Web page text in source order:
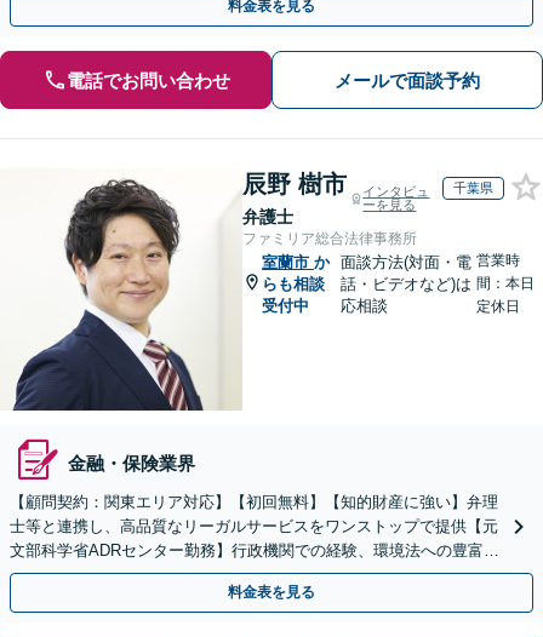
料金表を見る
電話でお問い合わせ メールで面談予約
辰野 樹市
弁護士
インタビュ
ーを見る
千葉県
ファミリア総合法律事務所
室蘭市 か
らも相談
受付中
面談方法(対面・電
話・ビデオなど)は
応相談
営業時
間：本日
定休日
金融・保険業界
【顧問契約：関東エリア対応】【初回無料】【知的財産に強い】弁理
士等と連携し、高品質なリーガルサービスをワンストップで提供【元
文部科学省ADRセンター勤務】行政機関での経験、環境法への豊富な
知識を活かし、事業者さまの抱える問題を解決へ導きます
料金表を見る